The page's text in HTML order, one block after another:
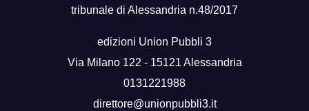
tribunale di Alessandria n.48/2017
edizioni Union Pubbli 3
Via Milano 122 - 15121 Alessandria
0131221988
direttore@unionpubbli3.it